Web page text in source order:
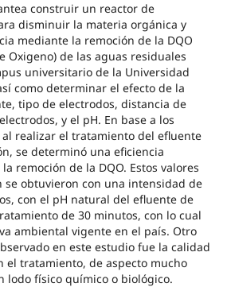
construir un reactor de
disminuir la materia orgánica y
mediante la remoción de la DQO
Oxigeno) de las aguas residuales
universitario de la Universidad
como determinar el efecto de la
tipo de electrodos, distancia de
y el pH. En base a los
realizar el tratamiento del efluente
se determinó una eficiencia
remoción de la DQO. Estos valores
se obtuvieron con una intensidad de
con el pH natural del efluente de
de 30 minutos, con lo cual
ambiental vigente en el país. Otro
en este estudio fue la calidad
el tratamiento, de aspecto mucho
lodo físico químico o biológico.